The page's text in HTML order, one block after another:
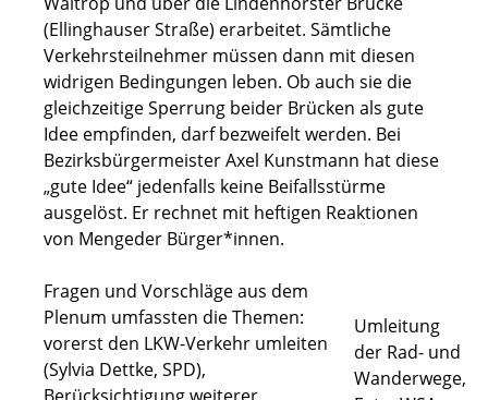
(Ellinghauser Straße) erarbeitet. Sämtliche
Verkehrsteilnehmer müssen dann mit diesen
widrigen Bedingungen leben. Ob auch sie die
gleichzeitige Sperrung beider Brücken als gute
Idee empfinden, darf bezweifelt werden. Bei
Bezirksbürgermeister Axel Kunstmann hat diese
„gute Idee“ jedenfalls keine Beifallsstürme
ausgelöst. Er rechnet mit heftigen Reaktionen
von Mengeder Bürger*innen.
Umleitung
der Rad- und
Wanderwege,
Fragen und Vorschläge aus dem
Plenum umfassten die Themen:
vorerst den LKW-Verkehr umleiten
(Sylvia Dettke, SPD),